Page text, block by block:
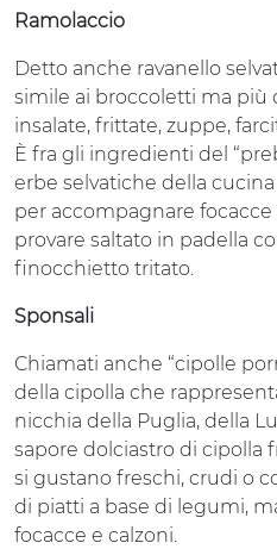
Ramolaccio
Detto anche ravanello
simile ai broccoletti ma più
insalate, frittate, zuppe,
È fra gli ingredienti del
erbe selvatiche della
per accompagnare focacce
provare saltato in padella
finocchietto tritato.
Sponsali
Chiamati anche “cipolle
della cipolla che
nicchia della Puglia, della
sapore dolciastro di cipolla
si gustano freschi, crudi o
di piatti a base di legumi,
focacce e calzoni.